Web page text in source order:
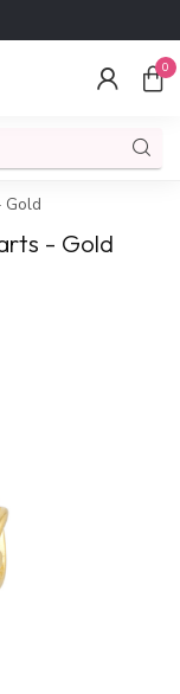
0
Gold
- Gold